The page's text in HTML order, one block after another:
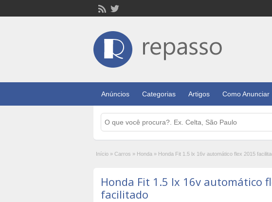
Anúncios Categorias Artigos Como Anunciar
Início » Carros » Honda » Honda Fit 1.5 lx 16v automático flex 2015
Honda Fit 1.5 lx 16v automático
facilitado